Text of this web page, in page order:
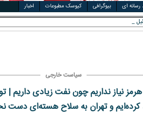
رسانه ای بیوگرافی کیوسک مطبوعات اخبار
سیاست خارجی
نیاز نداریم چون نفت زیادی داریم |
کرده‌ایم و تهران به سلاح هسته‌ای دست